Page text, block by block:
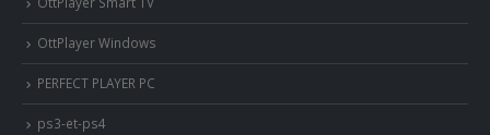
OttPlayer Windows
PERFECT PLAYER PC
ps3-et-ps4